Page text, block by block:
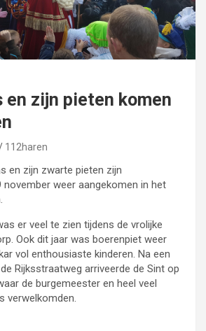
en zijn pieten komen
112haren
en zijn zwarte pieten zijn
november weer aangekomen in het
er veel te zien tijdens de vrolijke
Ook dit jaar was boerenpiet weer
vol enthousiaste kinderen. Na een
Rijksstraatweg arriveerde de Sint op
de burgemeester en heel veel
verwelkomden.